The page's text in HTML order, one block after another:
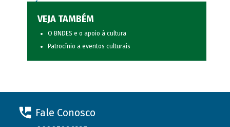
VEJA TAMBÉM
O BNDES e o apoio à cultura
Patrocínio a eventos culturais
Fale Conosco